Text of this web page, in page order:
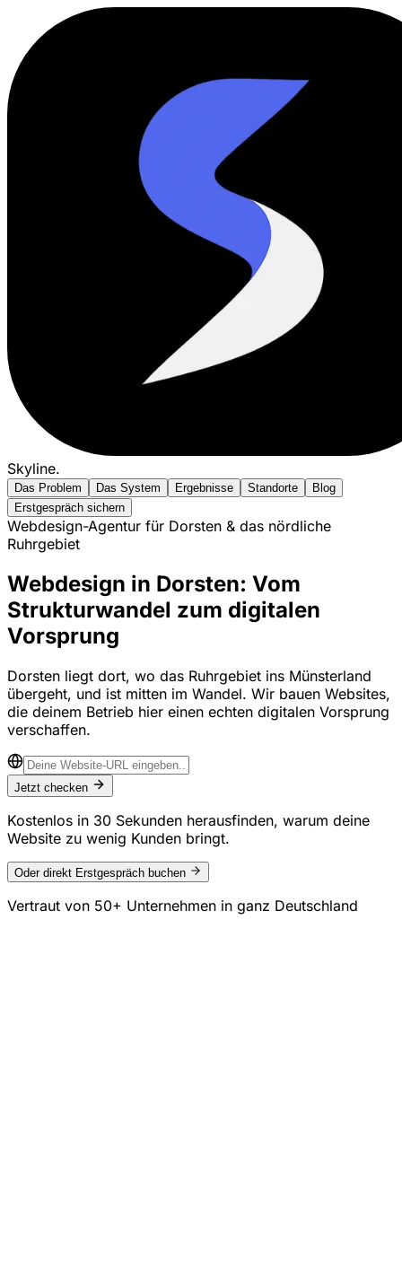
Skyline.
Das Problem Das System Ergebnisse Standorte
Blog
Erstgespräch sichern
Webdesign-Agentur für Dorsten & das nördliche
Ruhrgebiet
Webdesign in Dorsten: Vom
Strukturwandel zum digitalen
Vorsprung
Dorsten liegt dort, wo das Ruhrgebiet ins Münsterland
übergeht, und ist mitten im Wandel. Wir bauen Websites,
die deinem Betrieb hier einen echten digitalen Vorsprung
verschaffen.
Jetzt checken
Kostenlos in 30 Sekunden herausfinden, warum deine
Website zu wenig Kunden bringt.
Oder direkt Erstgespräch buchen
Vertraut von 50+ Unternehmen in ganz Deutschland